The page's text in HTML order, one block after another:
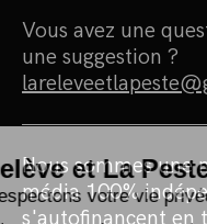
Vous avez une
une suggestion ?
Nous sommes une
média 100%
s'autofinancent en